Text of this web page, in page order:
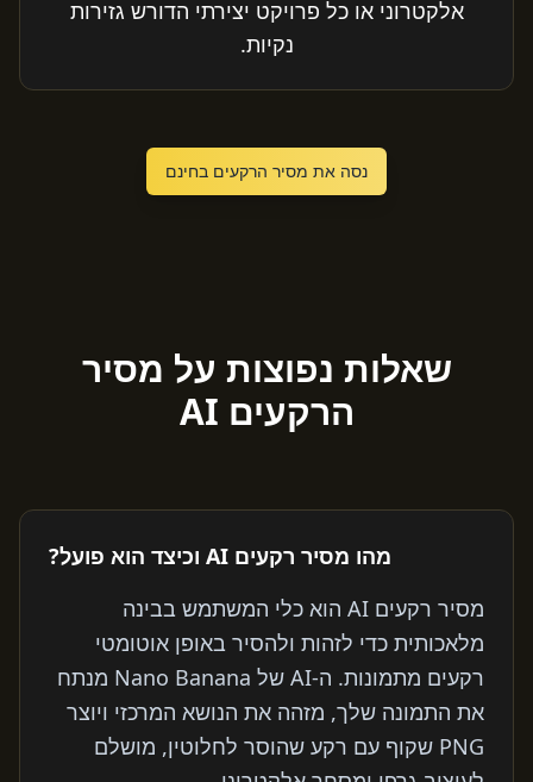
אלקטרוני או כל פרויקט יצירתי הדורש גזירות
נקיות.
נסה את מסיר הרקעים בחינם
שאלות נפוצות על מסיר
הרקעים AI
מהו מסיר רקעים AI וכיצד הוא פועל?
מסיר רקעים AI הוא כלי המשתמש בבינה
מלאכותית כדי לזהות ולהסיר באופן אוטומטי
רקעים מתמונות. ה-AI של Nano Banana מנתח
את התמונה שלך, מזהה את הנושא המרכזי ויוצר
PNG שקוף עם רקע שהוסר לחלוטין, מושלם